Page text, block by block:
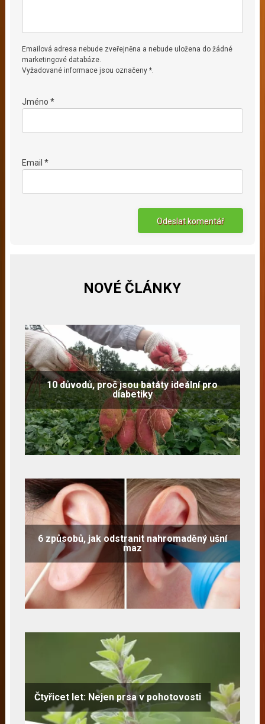
Emailová adresa nebude zveřejněna a nebude uložena do žádné
marketingové databáze.
Vyžadované informace jsou označeny *.
Jméno *
Email *
NOVÉ ČLÁNKY
10 důvodů, proč jsou batáty ideální pro
diabetiky
6 způsobů, jak odstranit nahromaděný ušní
maz
Čtyřicet let: Nejen prsa v pohotovosti